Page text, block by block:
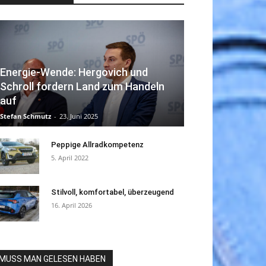
Energie-Wende: Hergovich und
Schroll fordern Land zum Handeln
auf
Stefan Schmutz - 23. Juni 2025
Peppige Allradkompetenz
5. April 2022
Stilvoll, komfortabel, überzeugend
16. April 2026
MAN GELESEN HABEN